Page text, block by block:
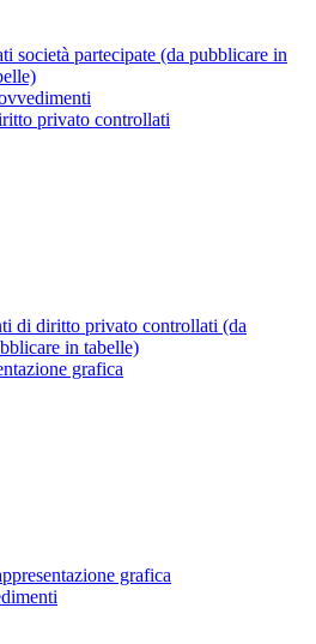
società partecipate (da pubblicare in
privato controllati
di diritto privato controllati (da
in tabelle)
grafica
grafica